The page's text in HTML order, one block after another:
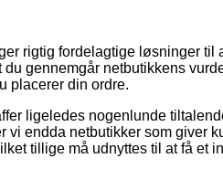
rigtig fordelagtige løsninger
du gennemgår netbutikkens
placerer din ordre.
ligeledes nogenlunde
vi endda netbutikker som giver
tillige må udnyttes til at få et